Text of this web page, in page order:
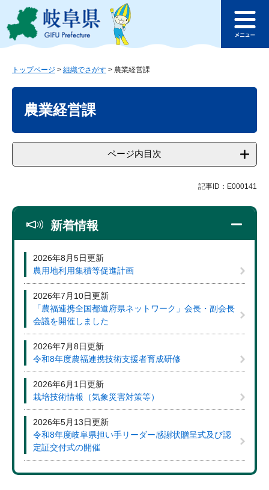
ジ
ュ
このページの本文へ
ュ
トップページ > 組織でさがす > 農業経営課
農業経営課
ページ内目次
記事ID：E000141
新着情報
2026年8月5日更新
農用地利用集積等促進計画
2026年7月10日更新
「農福連携全国都道府県ネットワーク」会長・副会長
会議を開催しました
2026年7月8日更新
令和8年度農福連携技術支援者育成研修
2026年6月1日更新
栽培技術情報（気象災害対策等）
2026年5月13日更新
令和8年度岐阜県担い手リーダー感謝状贈呈式及び認
定証交付式の開催